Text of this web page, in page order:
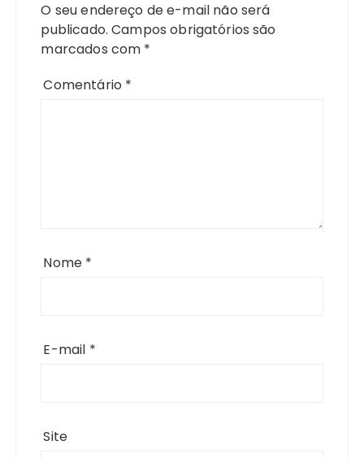
O seu endereço de e-mail não será
publicado. Campos obrigatórios são
marcados com *
Comentário *
Nome *
E-mail *
Site